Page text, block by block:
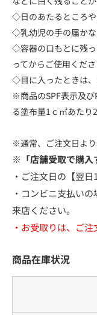
◇日のあたるところ
◇乳幼児の手の届か
◇容器の口もとに残
ってからご使用くだ
◇目に入ったときは
※商品のSPF表示及び
る塗布量1ｃ㎡あたり
※通常、ご注文日より
※「店舗受取で購入
・ご注文日の【翌
・コンビニ支払い
来店ください。
・お受取りは、ご
商品在庫状況